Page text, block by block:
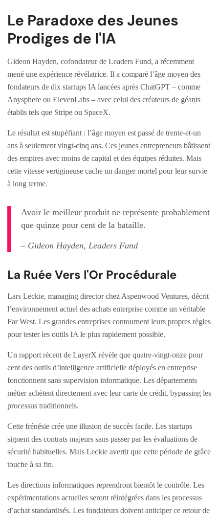
Le Paradoxe des Jeunes
Prodiges de l'IA
Gideon Hayden, cofondateur de Leaders Fund, a récemment
mené une expérience révélatrice. Il a comparé l’âge moyen des
fondateurs de dix startups IA lancées après ChatGPT – comme
Anysphere ou ElevenLabs – avec celui des créateurs de géants
établis tels que Stripe ou SpaceX.
Le résultat est stupéfiant : l’âge moyen est passé de trente-et-un
ans à seulement vingt-cinq ans. Ces jeunes entrepreneurs bâtissent
des empires avec moins de capital et des équipes réduites. Mais
cette vitesse vertigineuse cache un danger mortel pour leur survie
à long terme.
Avoir le meilleur produit ne représente probablement
que quinze pour cent de la bataille.
– Gideon Hayden, Leaders Fund
La Ruée Vers l'Or Procédurale
Lars Leckie, managing director chez Aspenwood Ventures, décrit
l’environnement actuel des achats enterprise comme un véritable
Far West. Les grandes entreprises contournent leurs propres règles
pour tester les outils IA le plus rapidement possible.
Un rapport récent de LayerX révèle que quatre-vingt-onze pour
cent des outils d’intelligence artificielle déployés en entreprise
fonctionnent sans supervision informatique. Les départements
métier achètent directement avec leur carte de crédit, bypassing les
processus traditionnels.
Cette frénésie crée une illusion de succès facile. Les startups
signent des contrats majeurs sans passer par les évaluations de
sécurité habituelles. Mais Leckie avertit que cette période de grâce
touche à sa fin.
Les directions informatiques reprendront bientôt le contrôle. Les
expérimentations actuelles seront réintégrées dans les processus
d’achat standardisés. Les fondateurs doivent anticiper ce retour de